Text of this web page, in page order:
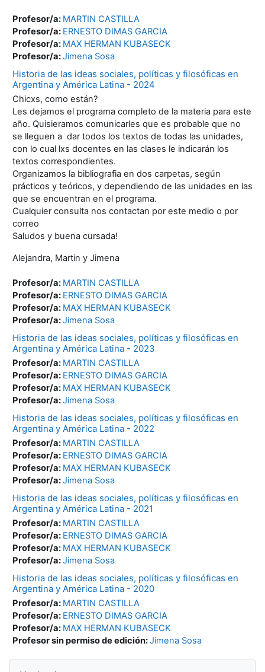
Profesor/a: MARTIN CASTILLA
Profesor/a: ERNESTO DIMAS GARCIA
Profesor/a: MAX HERMAN KUBASECK
Profesor/a:Jimena Sosa
Historia de las ideas sociales, políticas y filosóficas en
Argentina y América Latina - 2024
Chicxs, como están?
Les dejamos el programa completo de la materia para este
año. Quisieramos comunicarles que es probable que no
se lleguen a dar todos los textos de todas las unidades,
con lo cual lxs docentes en las clases le indicarán los
textos correspondientes.
Organizamos la bibliografia en dos carpetas, según
prácticos y teóricos, y dependiendo de las unidades en las
que se encuentran en el programa.
Cualquier consulta nos contactan por este medio o por
correo
Saludos y buena cursada!
Alejandra, Martin y Jimena
Profesor/a: MARTIN CASTILLA
Profesor/a: ERNESTO DIMAS GARCIA
Profesor/a: MAX HERMAN KUBASECK
Profesor/a:Jimena Sosa
Historia de las ideas sociales, políticas y filosóficas en
Argentina y América Latina - 2023
Profesor/a: MARTIN CASTILLA
Profesor/a: ERNESTO DIMAS GARCIA
Profesor/a: MAX HERMAN KUBASECK
Profesor/a:Jimena Sosa
Historia de las ideas sociales, políticas y filosóficas en
Argentina y América Latina - 2022
Profesor/a: MARTIN CASTILLA
Profesor/a: ERNESTO DIMAS GARCIA
Profesor/a: MAX HERMAN KUBASECK
Profesor/a:Jimena Sosa
Historia de las ideas sociales, políticas y filosóficas en
Argentina y América Latina - 2021
Profesor/a: MARTIN CASTILLA
Profesor/a: ERNESTO DIMAS GARCIA
Profesor/a: MAX HERMAN KUBASECK
Profesor/a:Jimena Sosa
Historia de las ideas sociales, políticas y filosóficas en
Argentina y América Latina - 2020
Profesor/a: MARTIN CASTILLA
Profesor/a: ERNESTO DIMAS GARCIA
Profesor/a: MAX HERMAN KUBASECK
Profesor sin permiso de edición:Jimena Sosa
Blocks